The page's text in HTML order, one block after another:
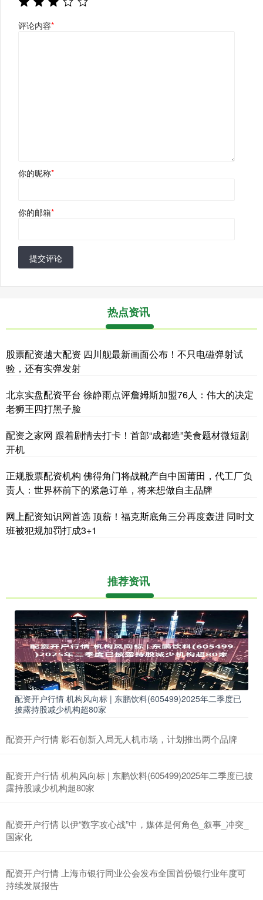
评论内容*
你的昵称*
你的邮箱*
提交评论
热点资讯
股票配资越大配资 四川舰最新画面公布！不只电磁弹射试
验，还有实弹发射
北京实盘配资平台 徐静雨点评詹姆斯加盟76人：伟大的决定
老狮王四打黑子脸
配资之家网 跟着剧情去打卡！首部“成都造”美食题材微短剧
开机
正规股票配资机构 佛得角门将战靴产自中国莆田，代工厂负
责人：世界杯前下的紧急订单，将来想做自主品牌
网上配资知识网首选 顶薪！福克斯底角三分再度轰进 同时文
班被犯规加罚打成3+1
推荐资讯
配资开户行情 机构风向标 | 东鹏饮料(605499)2025年二季度已
披露持股减少机构超80家
配资开户行情 影石创新入局无人机市场，计划推出两个品牌
配资开户行情 机构风向标 | 东鹏饮料(605499)2025年二季度已披
露持股减少机构超80家
配资开户行情 以伊“数字攻心战”中，媒体是何角色_叙事_冲突_
国家化
配资开户行情 上海市银行同业公会发布全国首份银行业年度可
持续发展报告